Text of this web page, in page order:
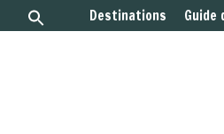
Destinations Guide